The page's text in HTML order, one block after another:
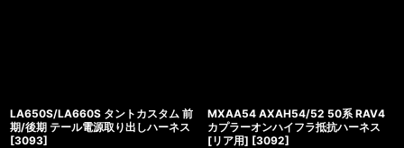
LA650S/LA660S タントカスタム 前
期/後期 テール電源取り出しハーネス
[3093]
MXAA54 AXAH54/52 50系 RAV4
カプラーオンハイフラ抵抗ハーネス
[リア用] [3092]